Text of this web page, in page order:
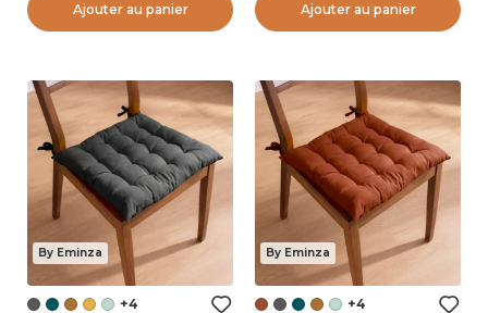
Ajouter au panier Ajouter au panier
By Eminza
+4
By Eminza
+4